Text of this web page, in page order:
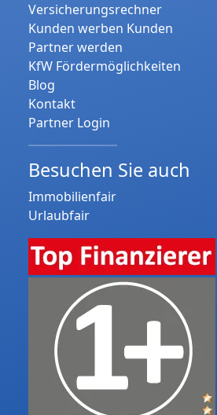
Versicherungsrechner
Kunden werben Kunden
Partner werden
KfW Fördermöglichkeiten
Blog
Kontakt
Partner Login
Besuchen Sie auch
Immobilienfair
Urlaubfair